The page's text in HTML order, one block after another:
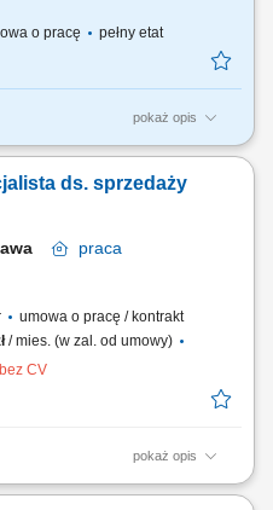
o pracę pełny etat
pokaż opis
swojej drogi zawodowej lub
chcesz rozwijać
się skutecznego dopasowywania
ds. sprzedaży
praca
umowa o pracę / kontrakt
/ mies. (w zal. od umowy)
CV
pokaż opis
relacji z klientami biznesowymi